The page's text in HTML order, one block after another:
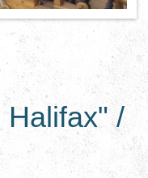
Halifax" /